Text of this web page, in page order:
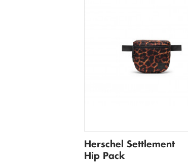
Herschel Settlement
Hip Pack